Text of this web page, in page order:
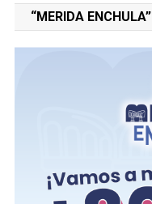
“MERIDA ENCHULA”